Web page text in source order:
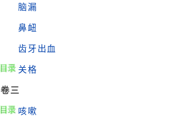
脑漏
鼻衄
齿牙出血
关格
卷三
咳嗽